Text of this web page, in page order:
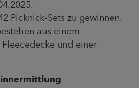
Picknick-Sets zu gewinnen.
aus einem
und einer